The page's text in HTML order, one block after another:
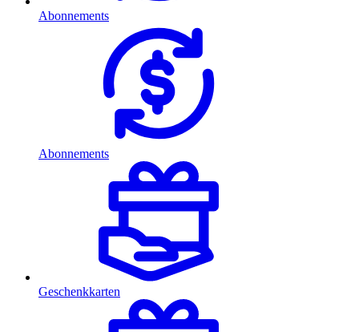
Abonnements
Abonnements
Geschenkkarten